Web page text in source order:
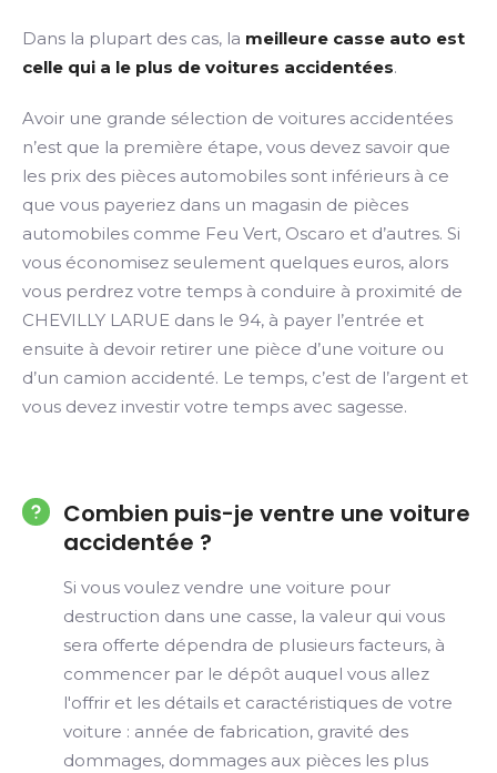
Dans la plupart des cas, la meilleure casse auto est
celle qui a le plus de voitures accidentées.
Avoir une grande sélection de voitures accidentées
n’est que la première étape, vous devez savoir que
les prix des pièces automobiles sont inférieurs à ce
que vous payeriez dans un magasin de pièces
automobiles comme Feu Vert, Oscaro et d’autres. Si
vous économisez seulement quelques euros, alors
vous perdrez votre temps à conduire à proximité de
CHEVILLY LARUE dans le 94, à payer l’entrée et
ensuite à devoir retirer une pièce d’une voiture ou
d’un camion accidenté. Le temps, c’est de l’argent et
vous devez investir votre temps avec sagesse.
Combien puis-je ventre une voiture
accidentée ?
Si vous voulez vendre une voiture pour
destruction dans une casse, la valeur qui vous
sera offerte dépendra de plusieurs facteurs, à
commencer par le dépôt auquel vous allez
l'offrir et les détails et caractéristiques de votre
voiture : année de fabrication, gravité des
dommages, dommages aux pièces les plus